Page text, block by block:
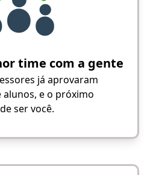
time com a gente
já aprovaram
alunos, e o próximo
ser você.